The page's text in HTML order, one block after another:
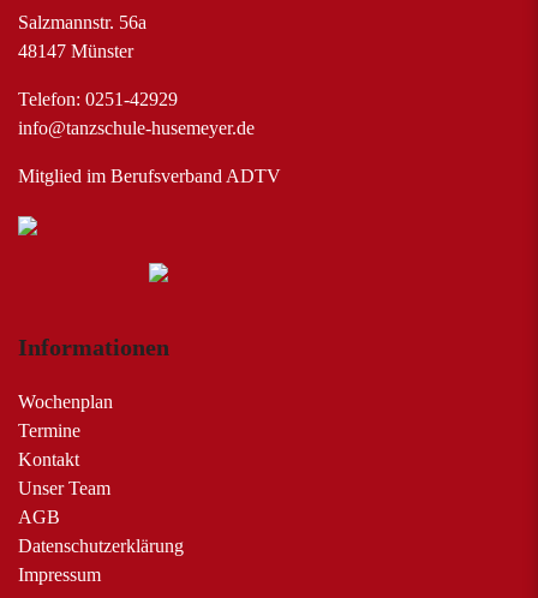
Salzmannstr. 56a
48147 Münster
Telefon: 0251-42929
info@tanzschule-husemeyer.de
Mitglied im Berufsverband ADTV
Informationen
Wochenplan
Termine
Kontakt
Unser Team
AGB
Datenschutzerklärung
Impressum